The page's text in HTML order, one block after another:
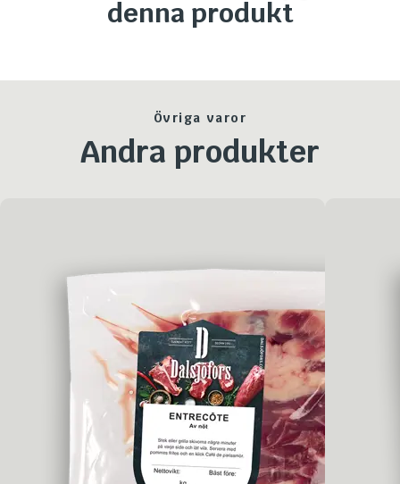
denna produkt
Övriga varor
Andra produkter